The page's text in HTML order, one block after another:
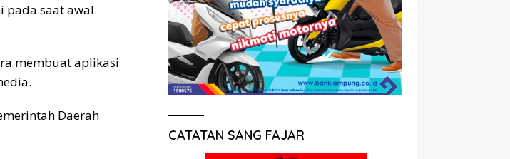
pada saat awal
membuat aplikasi
Daerah
CATATAN SANG FAJAR